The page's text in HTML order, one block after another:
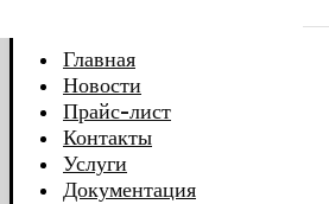
Главная
Новости
Прайс-лист
Контакты
Услуги
Документация